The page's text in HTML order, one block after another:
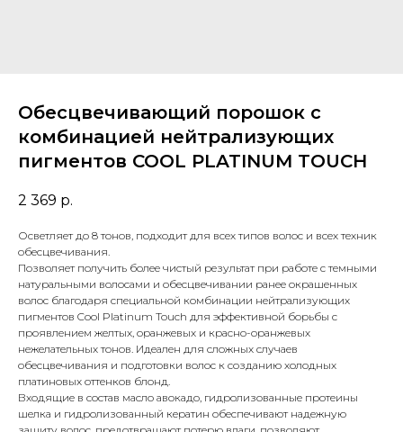
Обесцвечивающий порошок с
комбинацией нейтрализующих
пигментов COOL PLATINUM TOUCH
2 369 р.
Осветляет до 8 тонов, подходит для всех типов волос и всех техник
обесцвечивания.
Позволяет получить более чистый результат при работе с темными
натуральными волосами и обесцвечивании ранее окрашенных
волос благодаря специальной комбинации нейтрализующих
пигментов Cool Platinum Touch для эффективной борьбы с
проявлением желтых, оранжевых и красно-оранжевых
нежелательных тонов. Идеален для сложных случаев
обесцвечивания и подготовки волос к созданию холодных
платиновых оттенков блонд.
Входящие в состав масло авокадо, гидролизованные протеины
шелка и гидролизованный кератин обеспечивают надежную